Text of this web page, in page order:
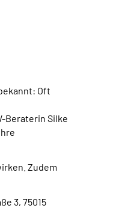
Oft
Beraterin Silke
Zudem
3, 75015